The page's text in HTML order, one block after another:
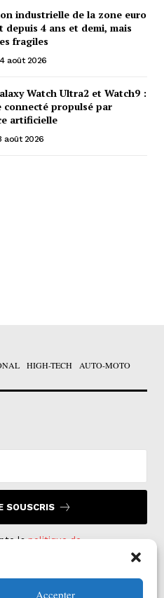
Accepter
industrielle de la zone euro
depuis 4 ans et demi, mais
fragiles
4 août 2026
Watch Ultra2 et Watch9 :
propulsé par
artificielle
août 2026
HIGH-TECH AUTO-MOTO
SOUSCRIS
lapolitique de